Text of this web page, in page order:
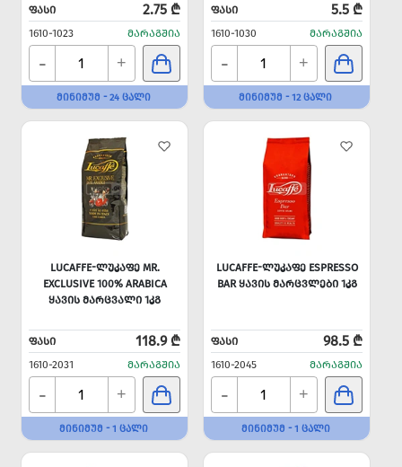
ᲤᲐᲡᲘ 2.75 ₾
1610-1023 ᲛᲐᲠᲐᲒᲨᲘᲐ
- +
ᲛᲘᲜᲘᲛᲣᲛ - 24 ᲪᲐᲚᲘ
ᲤᲐᲡᲘ 5.5 ₾
1610-1030 ᲛᲐᲠᲐᲒᲨᲘᲐ
- +
ᲛᲘᲜᲘᲛᲣᲛ - 12 ᲪᲐᲚᲘ
LUCAFFE-ᲚᲣᲙᲐᲤᲔ MR.
EXCLUSIVE 100% ARABICA
ᲧᲐᲕᲘᲡ ᲛᲐᲠᲪᲕᲐᲚᲘ 1ᲙᲒ
ᲤᲐᲡᲘ 118.9 ₾
1610-2031 ᲛᲐᲠᲐᲒᲨᲘᲐ
- +
ᲛᲘᲜᲘᲛᲣᲛ - 1 ᲪᲐᲚᲘ
LUCAFFE-ᲚᲣᲙᲐᲤᲔ ESPRESSO
BAR ᲧᲐᲕᲘᲡ ᲛᲐᲠᲪᲕᲚᲔᲑᲘ 1ᲙᲒ
ᲤᲐᲡᲘ 98.5 ₾
1610-2045 ᲛᲐᲠᲐᲒᲨᲘᲐ
- +
ᲛᲘᲜᲘᲛᲣᲛ - 1 ᲪᲐᲚᲘ